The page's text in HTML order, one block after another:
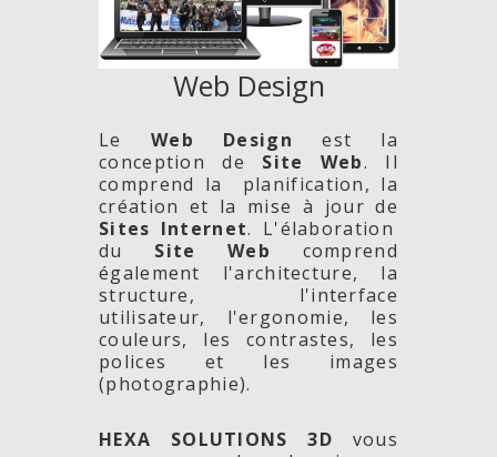
Web Design
Le Web Design est la
conception de Site Web. Il
comprend la planification, la
création et la mise à jour de
Sites Internet. L'élaboration
du Site Web comprend
également l'architecture, la
structure, l'interface
utilisateur, l'ergonomie, les
couleurs, les contrastes, les
polices et les images
(photographie).
HEXA SOLUTIONS 3D vous